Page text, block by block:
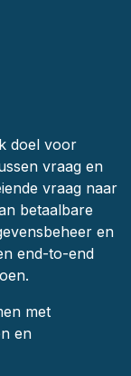
doel voor
vraag en
vraag naar
betaalbare
en
end-to-end
met
en